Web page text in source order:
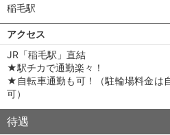
稲毛駅
アクセス
JR「稲毛駅」直結
★駅チカで通勤楽々！
★自転車通勤も可！（駐輪場料金は
可）
待遇